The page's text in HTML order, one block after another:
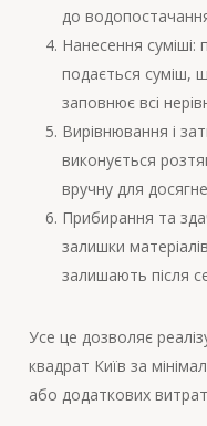
до
Нанесення суміші:
подається суміш,
заповнює всі
Вирівнювання і
виконується
вручну для
Прибирання та
залишки
залишають після
Усе це дозволяє
квадрат Київ за
або додаткових